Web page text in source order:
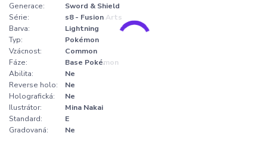
Generace:
Sword & Shield
Série:
s8 - Fusion Arts
Barva:
Lightning
Typ:
Pokémon
Vzácnost:
Common
Fáze:
Base Pokémon
Abilita:
Ne
Reverse holo:
Ne
Holografická:
Ne
Ilustrátor:
Mina Nakai
Standard:
E
Gradovaná:
Ne